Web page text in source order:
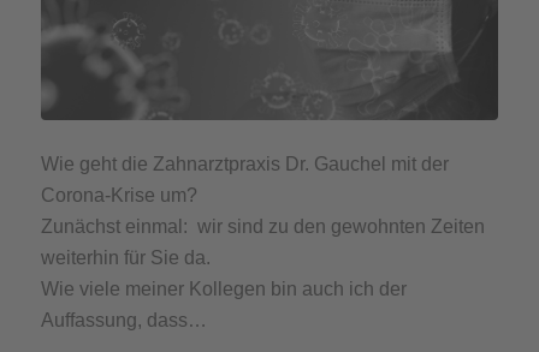
Wie geht die Zahnarztpraxis Dr. Gauchel mit der
Corona-Krise um?
Zunächst einmal: wir sind zu den gewohnten Zeiten
weiterhin für Sie da.
Wie viele meiner Kollegen bin auch ich der
Auffassung, dass…